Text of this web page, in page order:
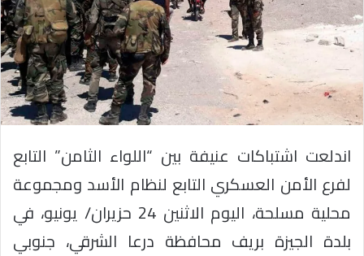
اندلعت اشتباكات عنيفة بين “اللواء الثامن” التابع
لفرع الأمن العسكري التابع لنظام الأسد ومجموعة
محلية مسلحة، اليوم الاثنين 24 حزيران/ يونيو، في
بلدة الجيزة بريف محافظة درعا الشرقي، جنوبي